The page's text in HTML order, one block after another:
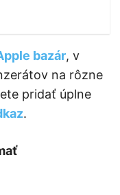
bazár, v
na rôzne
pridať úplne
.